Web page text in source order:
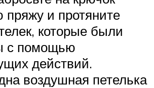
пряжу и протяните
которые были
с помощью
действий.
воздушная петелька